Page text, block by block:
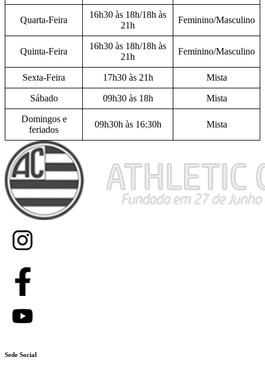
Quarta-Feira
16h30 às 18h/18h às
21h
Feminino/Masculino
Quinta-Feira
16h30 às 18h/18h às
21h
Feminino/Masculino
Sexta-Feira 17h30 às 21h Mista
Sábado 09h30 às 18h Mista
Domingos e
feriados
09h30h às 16:30h Mista
Sede Social